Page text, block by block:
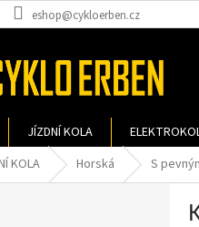
eshop@cykloerben.cz
JÍZDNÍ KOLA
KOLA Horská S